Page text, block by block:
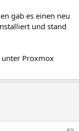
gab es einen neu
und stand
Proxmox